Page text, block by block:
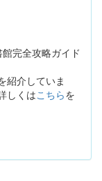
完全攻略ガイド
紹介していま
しくはこちらを